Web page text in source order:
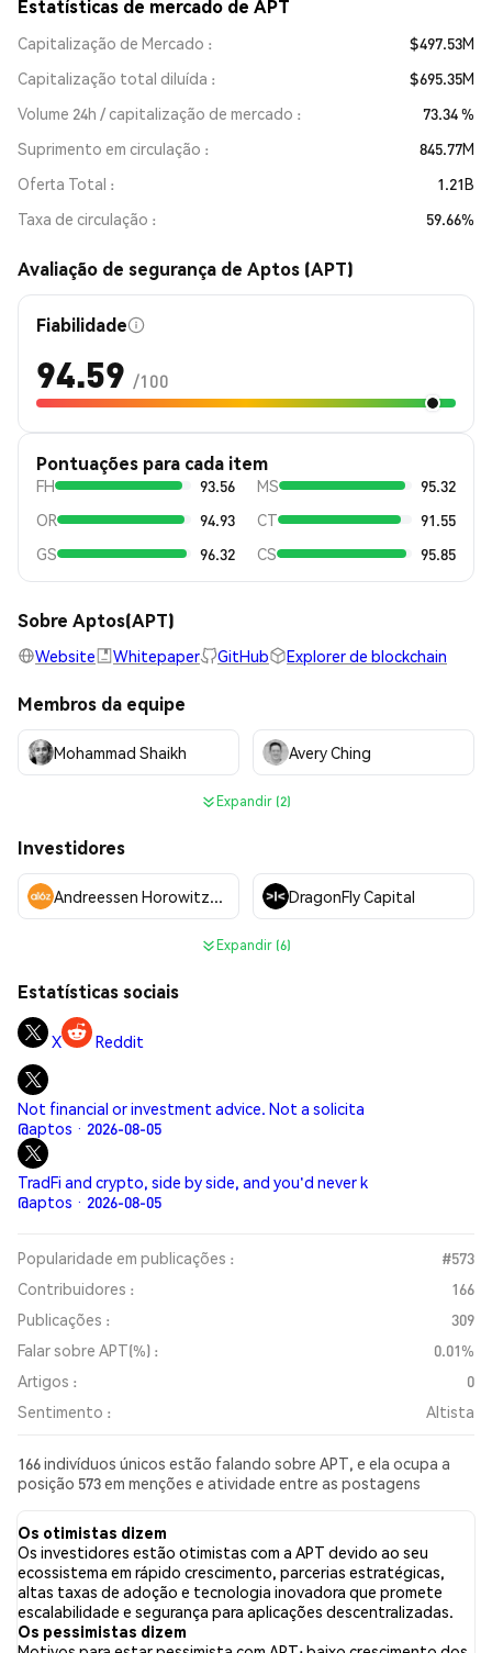
Estatísticas de mercado de APT
Capitalização de Mercado
$497.53M
Capitalização total diluída
$695.35M
Volume 24h / capitalização de mercado
73.34 %
Suprimento em circulação
845.77M
Oferta Total
1.21B
Taxa de circulação
59.66%
Avaliação de segurança de Aptos (APT)
Fiabilidade
94.59 /100
Pontuações para cada item
FH 93.56 MS
95.32
OR
94.93 CT
91.55
GS
96.32 CS 95.85
Sobre Aptos(APT)
Website Whitepaper GitHub Explorer de blockchain
Membros da equipe
Mohammad Shaikh Avery Ching
Expandir (2)
Investidores
Andreessen Horowitz (a16z) DragonFly Capital
Expandir (6)
Estatísticas sociais
X Reddit
Not financial or investment advice. Not a solicita
@aptos · 2026-08-05
TradFi and crypto, side by side, and you'd never k
@aptos · 2026-08-05
Popularidade em publicações :
#573
Contribuidores :
166
Publicações :
309
Falar sobre APT(%) :
0.01%
Artigos :
0
Sentimento :
Altista
166 indivíduos únicos estão falando sobre APT, e ela ocupa a
posição 573 em menções e atividade entre as postagens
em todas as redes sociais foi Altista. Por fim, foram publicados
0 artigos de notícias sobre APT. No Twitter, 33.55% dos tweets
apresentaram um sentimento otimista em comparação com
6.58% dos tweets com sentimento pessimista sobre APT.
59.87% dos tweets foram neutros em relação a APT. Esses
sentimentos são baseados em 304 tweets.
Os otimistas dizem
Os investidores estão otimistas com a APT devido ao seu
ecossistema em rápido crescimento, parcerias estratégicas,
altas taxas de adoção e tecnologia inovadora que promete
escalabilidade e segurança para aplicações descentralizadas.
Os pessimistas dizem